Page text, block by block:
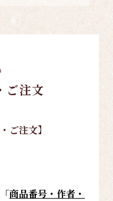
ご注文
ご注文】
商品番号・作者・